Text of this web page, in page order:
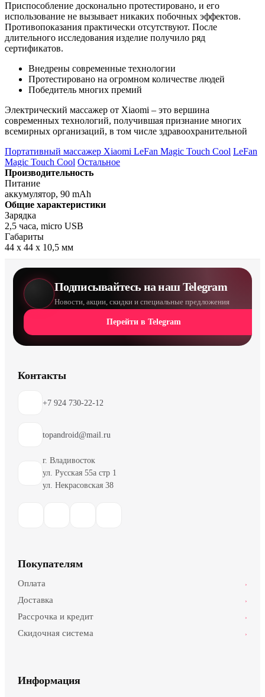
Приспособление досконально протестировано, и его
использование не вызывает никаких побочных эффектов.
Противопоказания практически отсутствуют. После
длительного исследования изделие получило ряд
сертификатов.
Внедрены современные технологии
Протестировано на огромном количестве людей
Победитель многих премий
Электрический массажер от Xiaomi – это вершина
современных технологий, получившая признание многих
всемирных организаций, в том числе здравоохранительной
Портативный массажер Xiaomi LeFan Magic Touch Cool LeFan
Magic Touch Cool Остальное
Производительность
Питание
аккумулятор, 90 mAh
Общие характеристики
Зарядка
2,5 часа, micro USB
Габариты
44 х 44 х 10,5 мм
Подписывайтесь на наш Telegram
Новости, акции, скидки и специальные предложения
Перейти в Telegram
Контакты
+7 924 730-22-12
topandroid@mail.ru
г. Владивосток
ул. Русская 55а стр 1
ул. Некрасовская 38
Покупателям
Оплата ›
Доставка ›
Рассрочка и кредит ›
Скидочная система ›
Информация